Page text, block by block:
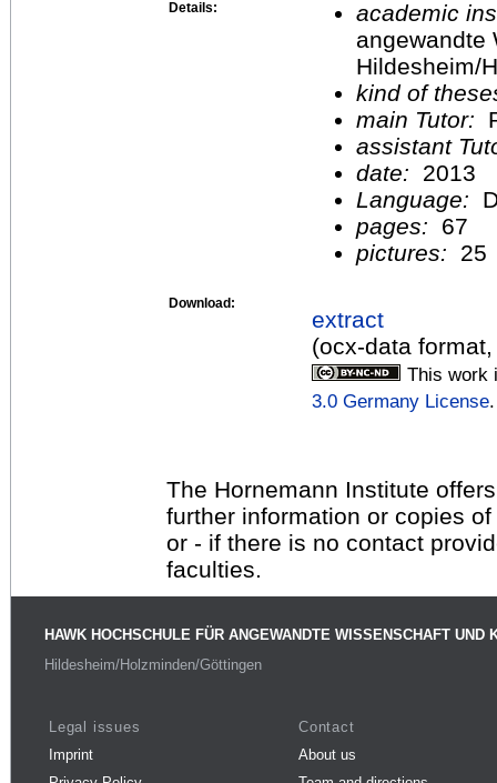
Details:
academic
angewandte
Hildesheim/
kind of
main Tutor:
assistant
date:
2013
Language:
pages:
67
pictures:
25
Download:
extract
(ocx-data
This work
3.0 Germany License.
The Hornemann Institute
further information or copies
or - if there is no contact
faculties.
HAWK HOCHSCHULE FÜR ANGEWANDTE WISSENSCHAFT UND
Hildesheim/Holzminden/Göttingen
Legal issues
Imprint
Contact
About us